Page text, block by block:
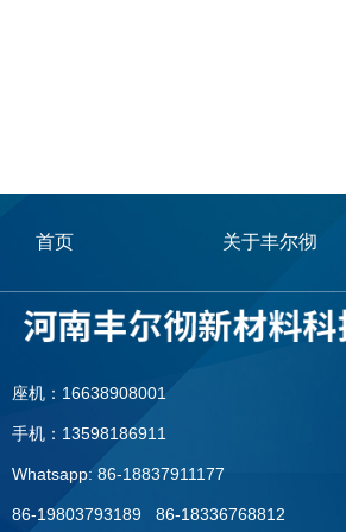
首页 关于丰尔彻
座机：16638908001
手机：13598186911
Whatsapp: 86-18837911177
86-19803793189 86-18336768812